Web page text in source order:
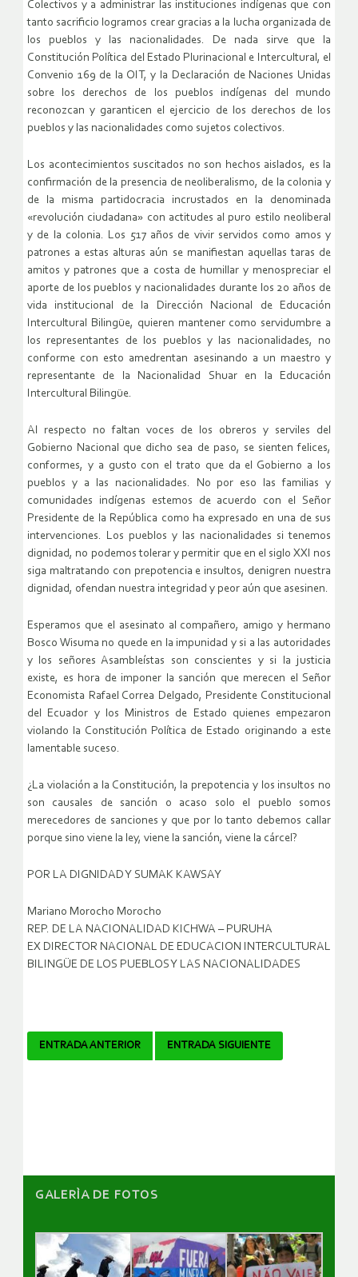
Colectivos y a administrar las instituciones indígenas que con
tanto sacrificio logramos crear gracias a la lucha organizada de
los pueblos y las nacionalidades. De nada sirve que la
Constitución Política del Estado Plurinacional e Intercultural, el
Convenio 169 de la OIT, y la Declaración de Naciones Unidas
sobre los derechos de los pueblos indígenas del mundo
reconozcan y garanticen el ejercicio de los derechos de los
pueblos y las nacionalidades como sujetos colectivos.
Los acontecimientos suscitados no son hechos aislados, es la
confirmación de la presencia de neoliberalismo, de la colonia y
de la misma partidocracia incrustados en la denominada
«revolución ciudadana» con actitudes al puro estilo neoliberal
y de la colonia. Los 517 años de vivir servidos como amos y
patrones a estas alturas aún se manifiestan aquellas taras de
amitos y patrones que a costa de humillar y menospreciar el
aporte de los pueblos y nacionalidades durante los 20 años de
vida institucional de la Dirección Nacional de Educación
Intercultural Bilingüe, quieren mantener como servidumbre a
los representantes de los pueblos y las nacionalidades, no
conforme con esto amedrentan asesinando a un maestro y
representante de la Nacionalidad Shuar en la Educación
Intercultural Bilingüe.
Al respecto no faltan voces de los obreros y serviles del
Gobierno Nacional que dicho sea de paso, se sienten felices,
conformes, y a gusto con el trato que da el Gobierno a los
pueblos y a las nacionalidades. No por eso las familias y
comunidades indígenas estemos de acuerdo con el Señor
Presidente de la República como ha expresado en una de sus
intervenciones. Los pueblos y las nacionalidades si tenemos
dignidad, no podemos tolerar y permitir que en el siglo XXI nos
siga maltratando con prepotencia e insultos, denigren nuestra
dignidad, ofendan nuestra integridad y peor aún que asesinen.
Esperamos que el asesinato al compañero, amigo y hermano
Bosco Wisuma no quede en la impunidad y si a las autoridades
y los señores Asambleístas son conscientes y si la justicia
existe, es hora de imponer la sanción que merecen el Señor
Economista Rafael Correa Delgado, Presidente Constitucional
del Ecuador y los Ministros de Estado quienes empezaron
violando la Constitución Política de Estado originando a este
lamentable suceso.
¿La violación a la Constitución, la prepotencia y los insultos no
son causales de sanción o acaso solo el pueblo somos
merecedores de sanciones y que por lo tanto debemos callar
porque sino viene la ley, viene la sanción, viene la cárcel?
POR LA DIGNIDAD Y SUMAK KAWSAY
Mariano Morocho Morocho
REP. DE LA NACIONALIDAD KICHWA – PURUHA
EX DIRECTOR NACIONAL DE EDUCACION INTERCULTURAL
BILINGÜE DE LOS PUEBLOS Y LAS NACIONALIDADES
Navegador
ENTRADA ANTERIOR ENTRADA SIGUIENTE
GALERÌA DE FOTOS